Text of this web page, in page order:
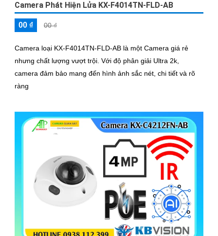
Camera Phát Hiện Lửa KX-F4014TN-FLD-AB
00 ₫ 00 ₫
Camera loại KX-F4014TN-FLD-AB là một Camera giá rẻ
nhưng chất lượng vượt trội. Với độ phân giải Ultra 2k,
camera đảm bảo mang đến hình ảnh sắc nét, chi tiết và rõ
ràng